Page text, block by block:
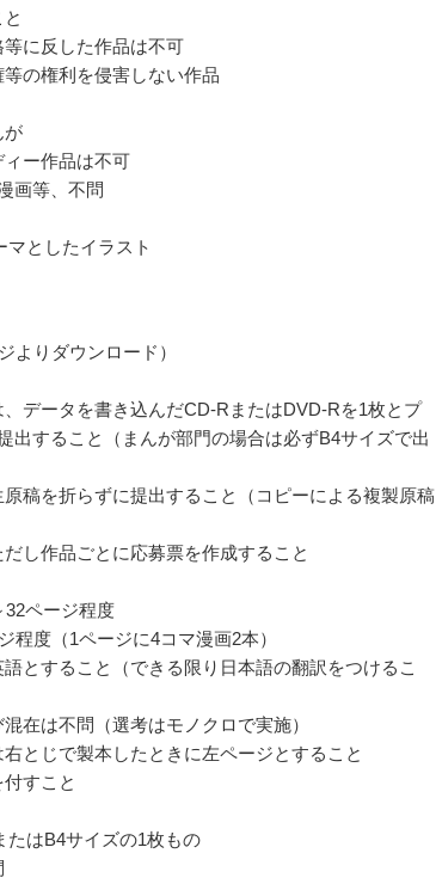
に反した作品は不可
の権利を侵害しない作品
が
ー作品は不可
画等、不問
としたイラスト
よりダウンロード）
データを書き込んだCD-RまたはDVD-Rを1枚とプ
出すること（まんが部門の場合は必ずB4サイズで出
稿を折らずに提出すること（コピーによる複製原稿
し作品ごとに応募票を作成すること
ページ程度
度（1ページに4コマ漫画2本）
とすること（できる限り日本語の翻訳をつけるこ
在は不問（選考はモノクロで実施）
とじで製本したときに左ページとすること
すこと
はB4サイズの1枚もの